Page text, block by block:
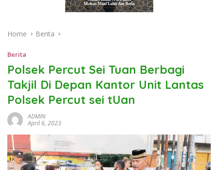
Home Berita
Berita
Polsek Percut Sei Tuan Berbagi
Takjil Di Depan Kantor Unit Lantas
Polsek Percut sei tUan
ADMIN
April 6, 2023